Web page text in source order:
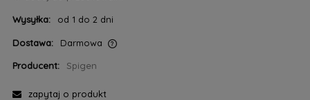
Wysyłka: od 1 do 2 dni
Dostawa:
Darmowa
Producent:
Spigen
zapytaj o produkt